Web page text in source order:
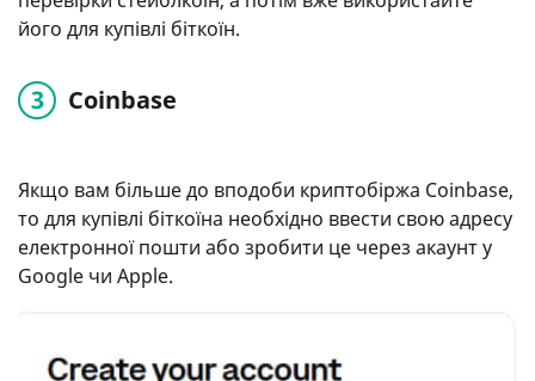
його для купівлі біткоїн.
Coinbase
Якщо вам більше до вподоби криптобіржа Coinbase,
то для купівлі біткоїна необхідно ввести свою адресу
електронної пошти або зробити це через акаунт у
Google чи Apple.